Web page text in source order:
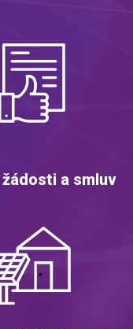
a smluv